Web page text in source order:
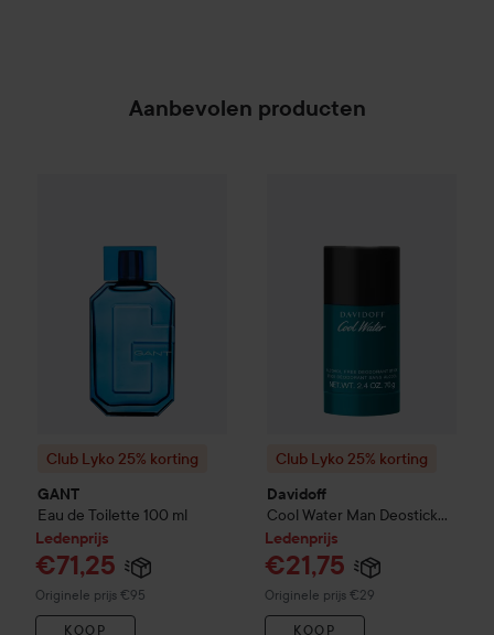
Aanbevolen producten
Club Lyko 25% korting
GANT
Eau de Toilette 100 ml
Ledenprijs
€71,25
Originele prijs €95
Normale prijs €95
KOOP
Club Lyko 25% korting
Davidoff
Cool Water Man Deostick
75 ml
Ledenprijs
€21,75
Originele prijs €29
Normale prijs €29
KOOP